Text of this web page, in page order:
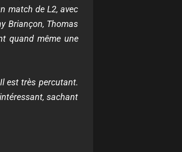
match de L2, avec
Briançon, Thomas
quand même une
est très percutant.
sachant